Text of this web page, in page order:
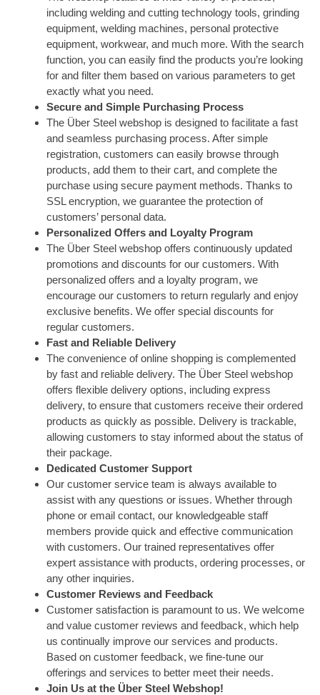
including welding and cutting technology tools, grinding
equipment, welding machines, personal protective
equipment, workwear, and much more. With the search
function, you can easily find the products you’re looking
for and filter them based on various parameters to get
exactly what you need.
Secure and Simple Purchasing Process
The Über Steel webshop is designed to facilitate a fast
and seamless purchasing process. After simple
registration, customers can easily browse through
products, add them to their cart, and complete the
purchase using secure payment methods. Thanks to
SSL encryption, we guarantee the protection of
customers’ personal data.
Personalized Offers and Loyalty Program
The Über Steel webshop offers continuously updated
promotions and discounts for our customers. With
personalized offers and a loyalty program, we
encourage our customers to return regularly and enjoy
exclusive benefits. We offer special discounts for
regular customers.
Fast and Reliable Delivery
The convenience of online shopping is complemented
by fast and reliable delivery. The Über Steel webshop
offers flexible delivery options, including express
delivery, to ensure that customers receive their ordered
products as quickly as possible. Delivery is trackable,
allowing customers to stay informed about the status of
their package.
Dedicated Customer Support
Our customer service team is always available to
assist with any questions or issues. Whether through
phone or email contact, our knowledgeable staff
members provide quick and effective communication
with customers. Our trained representatives offer
expert assistance with products, ordering processes, or
any other inquiries.
Customer Reviews and Feedback
Customer satisfaction is paramount to us. We welcome
and value customer reviews and feedback, which help
us continually improve our services and products.
Based on customer feedback, we fine-tune our
offerings and services to better meet their needs.
Join Us at the Über Steel Webshop!